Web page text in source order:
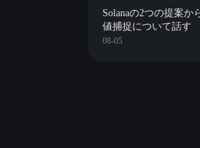
Solanaの2つの提案か
値捕捉について話す
08-05